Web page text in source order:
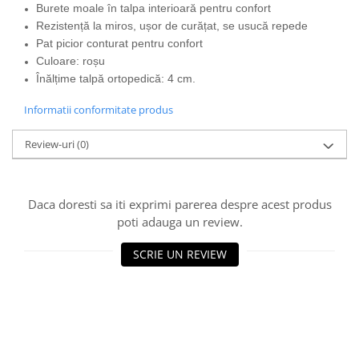
Burete moale în talpa interioară pentru confort
Rezistență la miros, ușor de curățat, se usucă repede
Pat picior conturat pentru confort
Culoare: roșu
Înălțime talpă ortopedică: 4 cm.
Informatii conformitate produs
Review-uri(0)
Daca doresti sa iti exprimi parerea despre acest produs
poti adauga un review.
SCRIE UN REVIEW